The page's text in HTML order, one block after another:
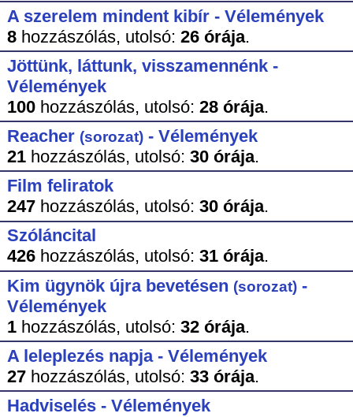
A szerelem mindent kibír - Vélemények
8hozzászólás, utolsó: 26 órája.
Jöttünk, láttunk, visszamennénk -
Vélemények
100hozzászólás, utolsó: 28 órája.
Reacher (sorozat)- Vélemények
21hozzászólás, utolsó: 30 órája.
Film feliratok
247hozzászólás, utolsó: 30 órája.
Szóláncital
426hozzászólás, utolsó: 31 órája.
Kim ügynök újra bevetésen (sorozat)-
Vélemények
1hozzászólás, utolsó: 32 órája.
A leleplezés napja - Vélemények
27hozzászólás, utolsó: 33 órája.
Hadviselés - Vélemények